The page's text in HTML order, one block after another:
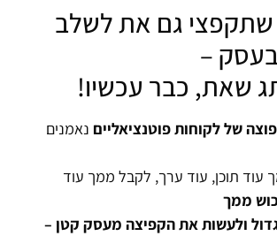
שתקפצי גם את לשלב
–
שאת, כבר עכשיו!
של לקוחות פוטנציאליים נאמנים
עוד תוכן, עוד ערך, לקבל ממך עוד
ממך
ולעשות את הקפיצה מעסק קטן –